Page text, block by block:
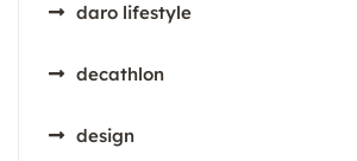
daro lifestyle
decathlon
design